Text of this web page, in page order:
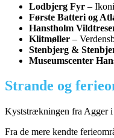
Lodbjerg Fyr –
Første Batteri og
Hanstholm
Klitmøller –
Stenbjerg &
Museumscenter
Strande og
Kyststrækningen fra Agger i
Fra de mere kendte